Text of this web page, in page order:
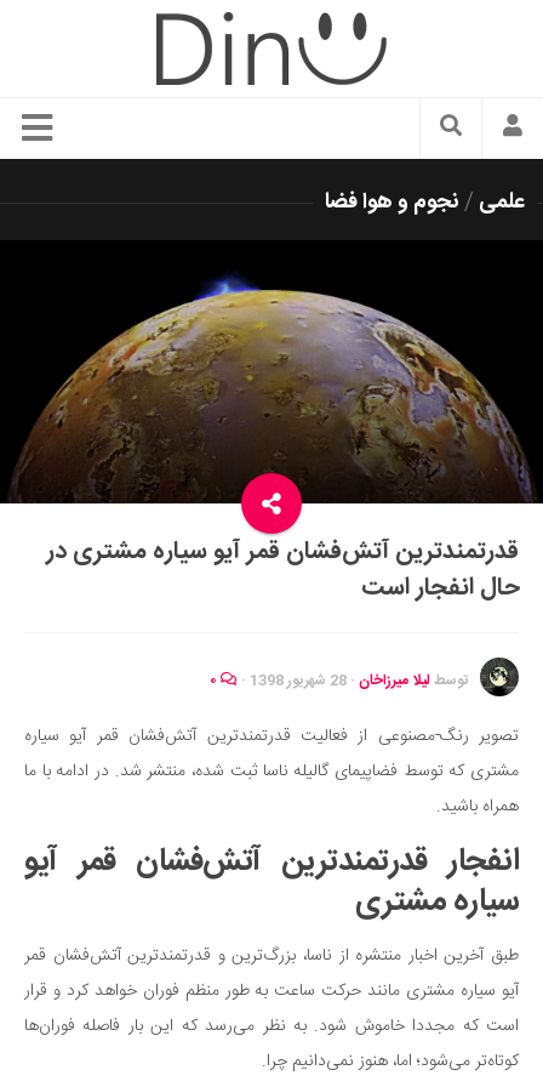
سبک زندگی
شیک پوشی
دکوراسیون و چیدمان
غذا
رستوران گردی
آشپزی
سفر و گردشگری
ایران گردی
جهان گردی
موفقیت و مهارت‌های فردی
تغذیه سالم
بهداشت
بیماری و درمان
کودک و مادر
ورزش و تندرستی
روانشناسی
مراکز پزشکی و دارویی
فرهنگ و هنر
علمی /نجوم و هوا فضا
قدرتمندترین آتش‌فشان قمر آیو سیاره مشتری در
حال انفجار است
توسطلیلا میرزاخان · 28 شهریور 1398 ·
تصویر رنگ-مصنوعی از فعالیت قدرتمندترین آتش‌فشان قمر آیو سیاره
مشتری که توسط فضاپیمای گالیله ناسا ثبت شده، منتشر شد. در ادامه با ما
همراه باشید.
انفجار قدرتمندترین آتش‌فشان قمر آیو
سیاره مشتری
طبق آخرین اخبار منتشره از ناسا، بزرگ‌ترین و قدرتمندترین آتش‌فشان قمر
آیو سیاره مشتری مانند حرکت ساعت به طور منظم فوران خواهد کرد و قرار
است که مجددا خاموش شود. به نظر می‌رسد که این بار فاصله فوران‌ها
کوتاه‌تر می‌شود؛ اما، هنوز نمی‌دانیم چرا.